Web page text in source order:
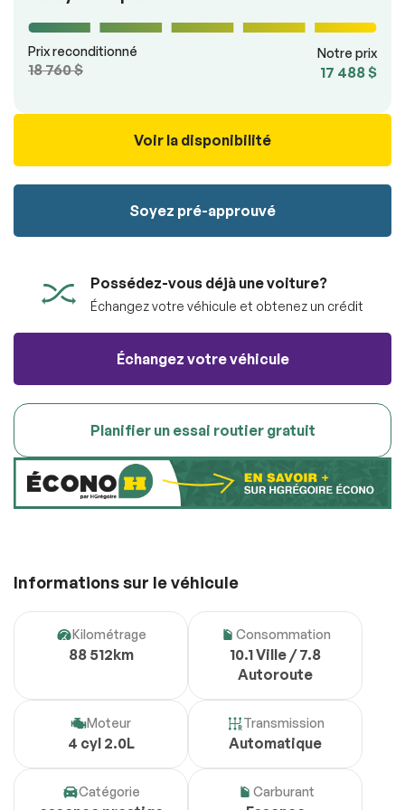
Prix reconditionné
18 760 $
Notre prix
17 488 $
Voir la disponibilité
Soyez pré-approuvé
Possédez-vous déjà une voiture?
Échangez votre véhicule et obtenez un crédit
Échangez votre véhicule
Planifier un essai routier gratuit
Informations sur le véhicule
Kilométrage
88 512km
Consommation
10.1 Ville / 7.8
Autoroute
Moteur
4 cyl 2.0L
Transmission
Automatique
Catégorie Carburant
Soumettre